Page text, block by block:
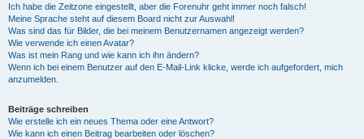
Ich habe die Zeitzone eingestellt, aber die Forenuhr geht immer noch falsch!
Meine Sprache steht auf diesem Board nicht zur Auswahl!
Was sind das für Bilder, die bei meinem Benutzernamen angezeigt werden?
Wie verwende ich einen Avatar?
Was ist mein Rang und wie kann ich ihn ändern?
Wenn ich bei einem Benutzer auf den E-Mail-Link klicke, werde ich aufgefordert, mich
anzumelden.
Beiträge schreiben
Wie erstelle ich ein neues Thema oder eine Antwort?
Wie kann ich einen Beitrag bearbeiten oder löschen?